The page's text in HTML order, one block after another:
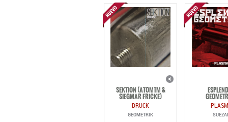
SEKTION (ATOMTM &
SIEGMAR FRICKE)
DRUCK
GEOMETRIK